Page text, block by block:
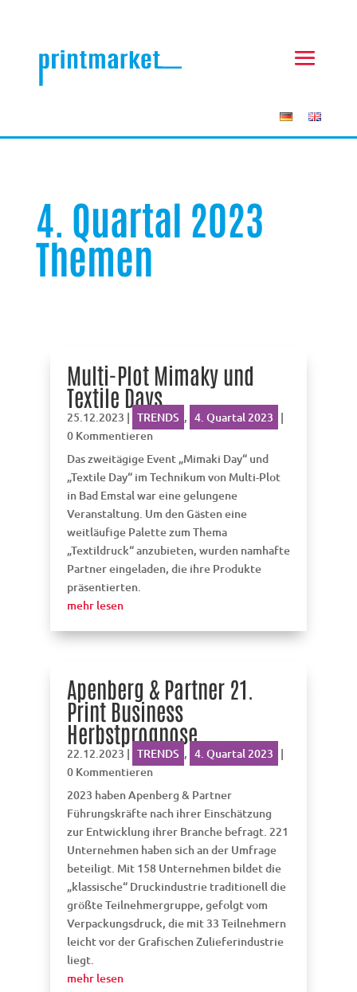
4. Quartal 2023
Themen
Multi-Plot Mimaky und
Textile Days
25.12.2023 | TRENDS , 4. Quartal 2023 |
0 Kommentieren
Das zweitägige Event „Mimaki Day“ und
„Textile Day“ im Technikum von Multi-Plot
in Bad Emstal war eine gelungene
Veranstaltung. Um den Gästen eine
weitläufige Palette zum Thema
„Textildruck“ anzubieten, wurden namhafte
Partner eingeladen, die ihre Produkte
präsentierten.
mehr lesen
Apenberg & Partner 21.
Print Business
Herbstprognose
22.12.2023 | TRENDS , 4. Quartal 2023 |
0 Kommentieren
2023 haben Apenberg & Partner
Führungskräfte nach ihrer Einschätzung
zur Entwicklung ihrer Branche befragt. 221
Unternehmen haben sich an der Umfrage
beteiligt. Mit 158 Unternehmen bildet die
„klassische“ Druckindustrie traditionell die
größte Teilnehmergruppe, gefolgt vom
Verpackungsdruck, die mit 33 Teilnehmern
leicht vor der Grafischen Zulieferindustrie
liegt.
mehr lesen